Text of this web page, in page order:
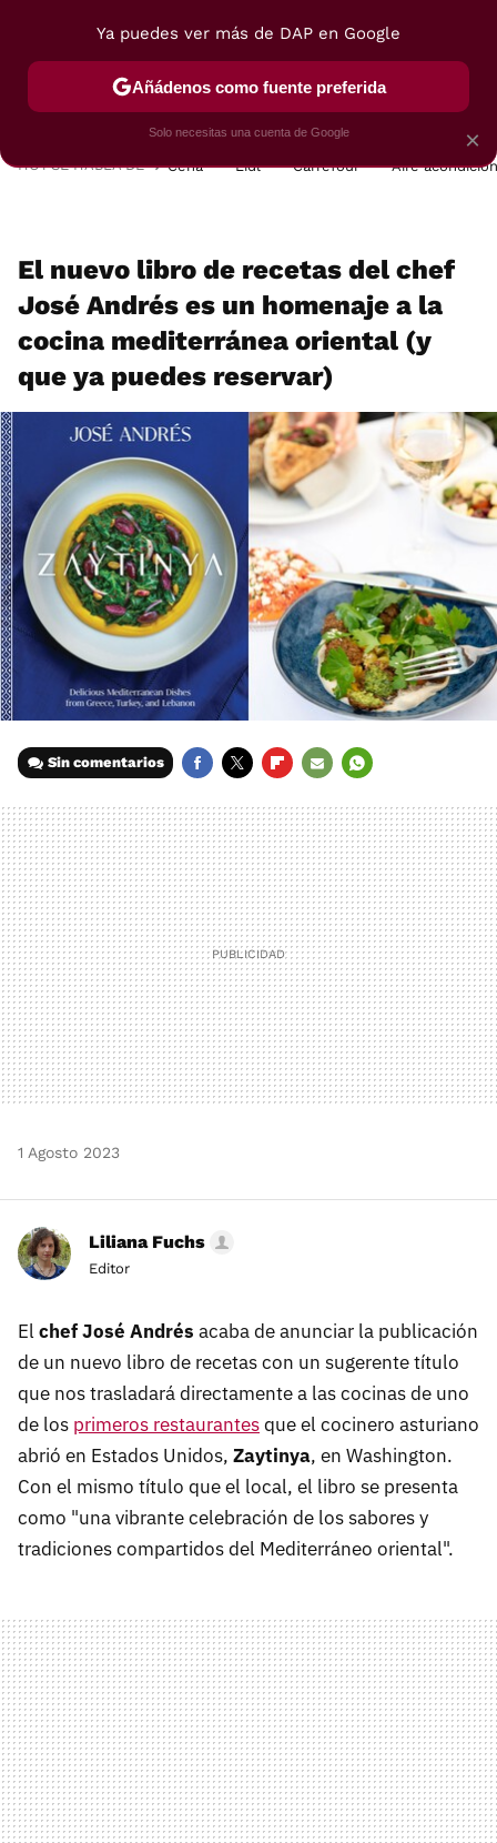
POSTRES VIAJES SELECCIÓN VEGUI
HOY SE HABLA DE Cena Lidl Carrefour Aire
El nuevo libro de recetas del chef
José Andrés es un homenaje a la
cocina mediterránea oriental (y
que ya puedes reservar)
Sin comentarios
MAIL
1 Agosto 2023
Liliana Fuchs
Editor
El chef José Andrés acaba de anunciar la publicación
de un nuevo libro de recetas con un sugerente título
que nos trasladará directamente a las cocinas de uno
de los primeros restaurantesque el cocinero asturiano
abrió en Estados Unidos, Zaytinya, en Washington.
Con el mismo título que el local, el libro se presenta
como "una vibrante celebración de los sabores y
tradiciones compartidos del Mediterráneo oriental".
×
Ya puedes ver más de DAP en Google
Añádenos como fuente preferida
Solo necesitas una cuenta de Google